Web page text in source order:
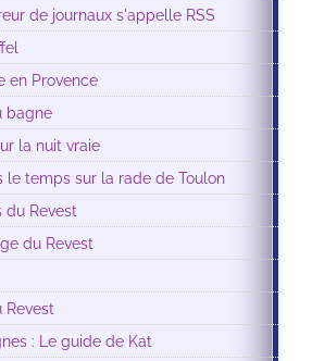
de journaux s'appelle RSS
en Provence
bagne
la nuit vraie
le temps sur la rade de Toulon
du Revest
du Revest
Revest
: Le guide de Kat